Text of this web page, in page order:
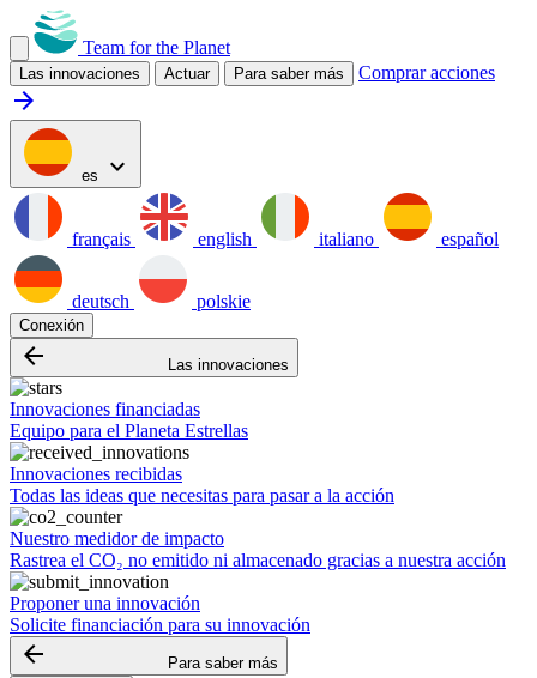
Team for the Planet
Las innovaciones Actuar Para saber más Comprar acciones
arrow_forward
es expand_more
français english italiano español
deutsch polskie
Conexión
arrow_backward Las innovaciones
Innovaciones financiadas
Equipo para el Planeta Estrellas
Innovaciones recibidas
Todas las ideas que necesitas para pasar a la acción
Nuestro medidor de impacto
Rastrea el CO₂ no emitido ni almacenado gracias a nuestra acción
Proponer una innovación
Solicite financiación para su innovación
arrow_backward Para saber más